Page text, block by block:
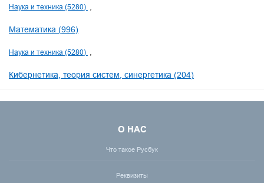
Наука и техника (5280)
Математика (996)
Наука и техника (5280)
Кибернетика, теория систем, синергетика (204)
О НАС
Что такое Русбук
Реквизиты